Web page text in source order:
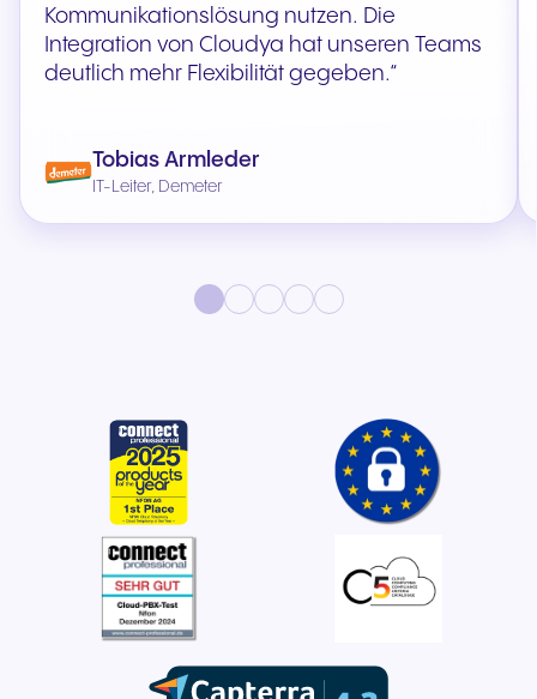
Kommunikationslösung nutzen. Die
Integration von Cloudya hat unseren Teams
deutlich mehr Flexibilität gegeben.“
Tobias Armleder
IT-Leiter, Demeter